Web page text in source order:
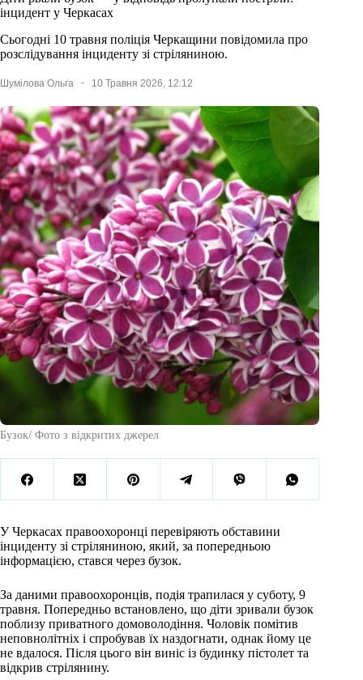
інцидент у Черкасах
Сьогодні 10 травня поліція Черкащини повідомила про
розслідування інциденту зі стріляниною.
Шумілова Ольга 10 Травня 2026, 12:12
Бузок/ Фото з відкритих джерел
У Черкасах правоохоронці перевіряють обставини
інциденту зі стріляниною, який, за попередньою
інформацією, стався через бузок.
За даними правоохоронців, подія трапилася у суботу, 9
травня. Попередньо встановлено, що діти зривали бузок
поблизу приватного домоволодіння. Чоловік помітив
неповнолітніх і спробував їх наздогнати, однак йому це
не вдалося. Після цього він виніс із будинку пістолет та
відкрив стрілянину.